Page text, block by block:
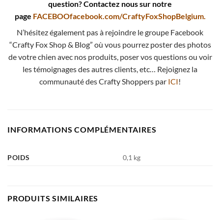
question? Contactez nous sur notre
page FACEBOOfacebook.com/CraftyFoxShopBelgium.
N’hésitez également pas à rejoindre le groupe Facebook
“Crafty Fox Shop & Blog” où vous pourrez poster des photos
de votre chien avec nos produits, poser vos questions ou voir
les témoignages des autres clients, etc… Rejoignez la
communauté des Crafty Shoppers par ICI!
INFORMATIONS COMPLÉMENTAIRES
POIDS 0,1 kg
PRODUITS SIMILAIRES